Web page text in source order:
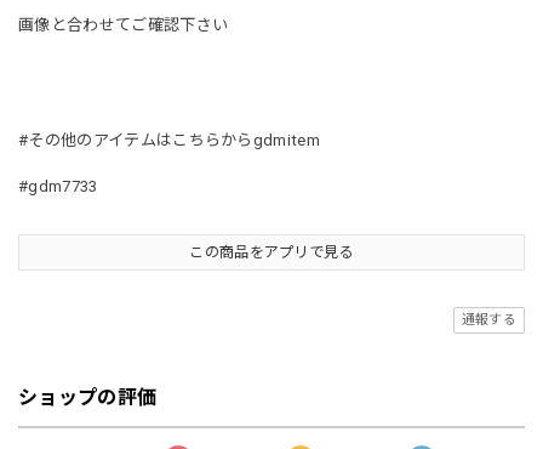
画像と合わせてご確認下さい
#その他のアイテムはこちらからgdmitem
#gdm7733
この商品をアプリで見る
通報する
ショップの評価